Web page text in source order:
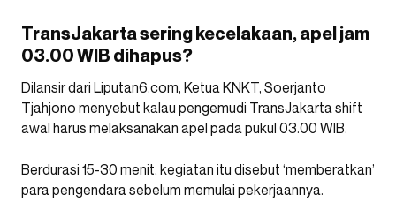
TransJakarta sering kecelakaan, apel jam
03.00 WIB dihapus?
Dilansir dari Liputan6.com, Ketua KNKT, Soerjanto
Tjahjono menyebut kalau pengemudi TransJakarta shift
awal harus melaksanakan apel pada pukul 03.00 WIB.
Berdurasi 15-30 menit, kegiatan itu disebut ‘memberatkan’
para pengendara sebelum memulai pekerjaannya.